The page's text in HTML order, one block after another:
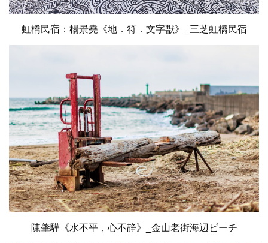
虹橋民宿：楊景堯《地．符．文字獣》_三芝虹橋民宿
陳肇驊《水不平，心不静》_金山老街海辺ビーチ